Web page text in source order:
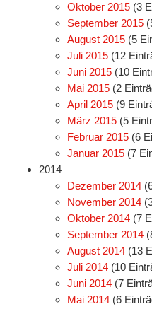
Oktober 2015 (3
September 2015
August 2015 (5
Juli 2015 (12
Juni 2015 (10
Mai 2015 (2
April 2015 (9
März 2015 (5
Februar 2015 (6
Januar 2015 (7
2014
Dezember 2014
November 2014
Oktober 2014 (7
September 2014
August 2014 (13
Juli 2014 (10
Juni 2014 (7
Mai 2014 (6